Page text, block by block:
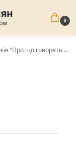
0
пам’ятники?” 22 вересня 14:00-15:30